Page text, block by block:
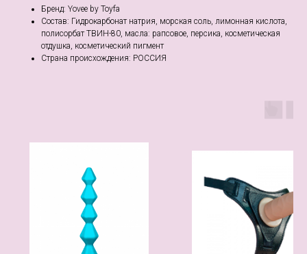
Бренд: Yovee by Toyfa
Состав: Гидрокарбонат натрия, морская соль, лимонная кислота,
полисорбат ТВИН-80, масла: рапсовое, персика, косметическая
отдушка, косметический пигмент
Страна происхождения: РОССИЯ